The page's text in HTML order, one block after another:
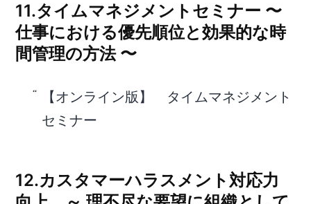
11.タイムマネジメントセミナー 〜
仕事における優先順位と効果的な時
間管理の方法 〜
【オンライン版】 タイムマネジメント
セミナー
12.カスタマーハラスメント対応力